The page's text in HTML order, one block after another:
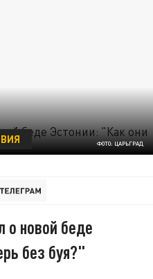
ФОТО: ЦАРЬГРАД
о новой беде
без буя?"